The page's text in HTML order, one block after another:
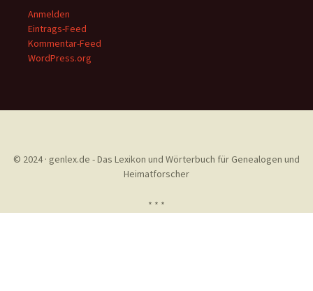
Anmelden
Eintrags-Feed
Kommentar-Feed
WordPress.org
© 2024 · genlex.de - Das Lexikon und Wörterbuch für Genealogen und
Heimatforscher
* * *